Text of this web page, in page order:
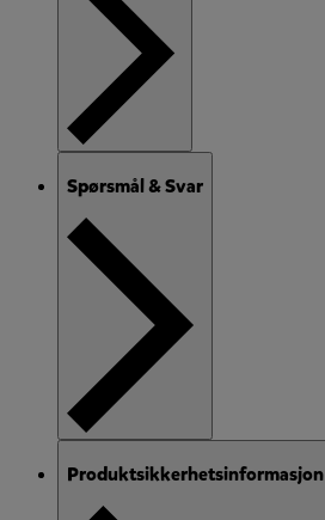
Spørsmål & Svar
Produktsikkerhetsinformasjon